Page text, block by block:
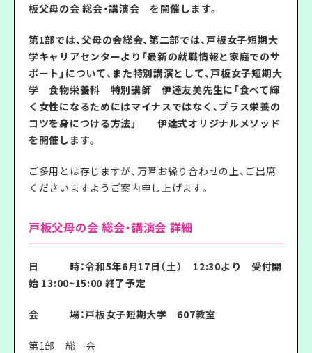
板父母の会 総会・講演会 を開催します。
第1部では、父母の会総会、第二部では、戸板女子短期大
学キャリアセンターより「最新の就職情報と家庭でのサ
ポート」について、また特別講演として、戸板女子短期大
学 食物栄養科 特別講師 伊達友美先生に「食べて輝
く女性になるためにはマイナスではなく、プラス栄養の
コツを身につける方法」 伊達式オリジナルメソッド
を開催します。
ご多用とは存じますが、万障お繰り合わせの上、ご出席
くださいますようご案内申し上げます。
戸板父母の会 総会・講演会 詳細
日 時：令和5年6月17日（土） 12:30より 受付開
始 13:00~15:00 終了予定
会 場：戸板女子短期大学 607教室
第1部 総 会